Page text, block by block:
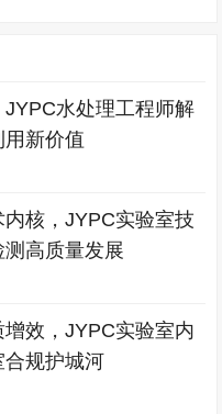
水处理工程师解
新价值
核，JYPC实验室技
高质量发展
效，JYPC实验室内
规护城河